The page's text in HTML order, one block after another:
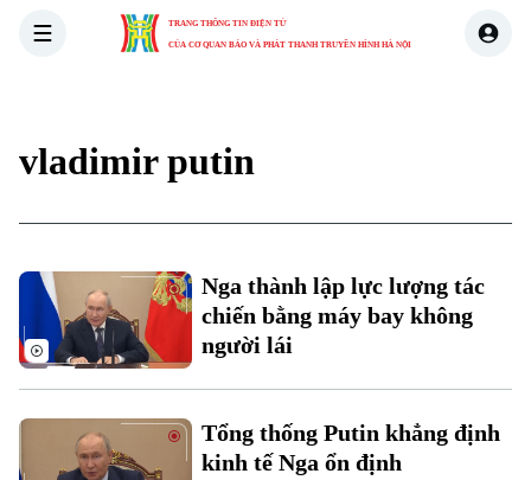
TRANG THÔNG TIN ĐIỆN TỬ
CỦA CƠ QUAN BÁO VÀ PHÁT THANH TRUYỀN HÌNH HÀ NỘI
vladimir putin
Nga thành lập lực lượng tác
chiến bằng máy bay không
người lái
Tổng thống Putin khẳng định
kinh tế Nga ổn định